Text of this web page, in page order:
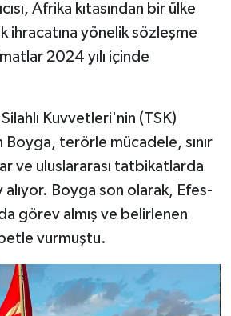
Afrika kıtasından bir ülke
ihracatına yönelik sözleşme
2024 yılı içinde
Kuvvetleri'nin (TSK)
terörle mücadele, sınır
ve uluslararası tatbikatlarda
Boyga son olarak, Efes-
görev almış ve belirlenen
vurmuştu.